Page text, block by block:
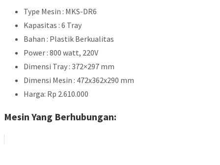
Type Mesin : MKS-DR6
Kapasitas : 6 Tray
Bahan : Plastik Berkualitas
Power : 800 watt, 220V
Dimensi Tray : 372×297 mm
Dimensi Mesin : 472x362x290 mm
Harga: Rp 2.610.000
Mesin Yang Berhubungan: